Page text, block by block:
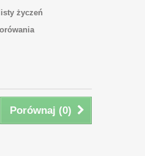
życzeń
Porównaj (0)